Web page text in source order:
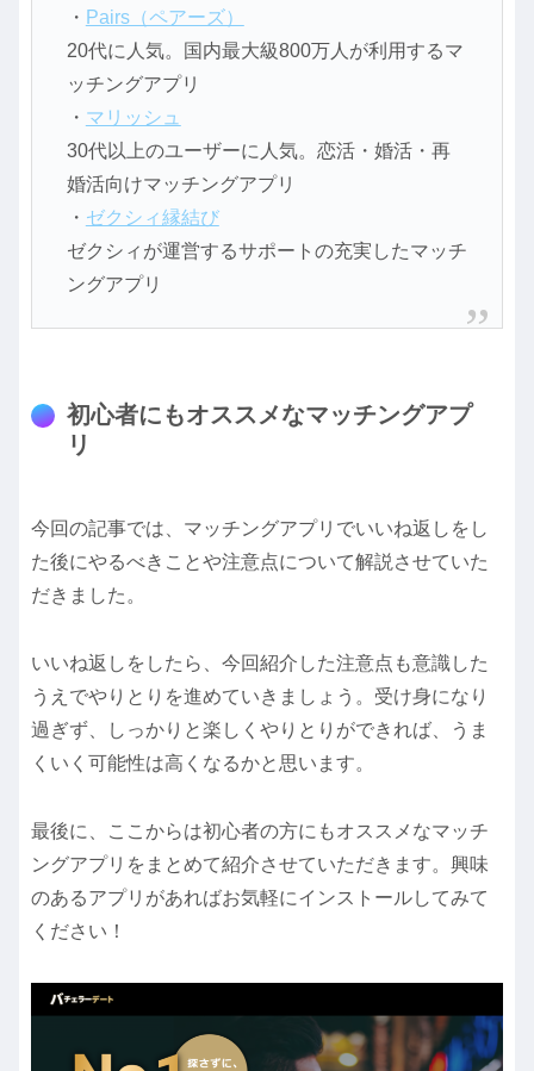
・ Pairs（ペアーズ）
20代に人気。国内最大級800万人が利用するマ
ッチングアプリ
・ マリッシュ
30代以上のユーザーに人気。恋活・婚活・再
婚活向けマッチングアプリ
・ ゼクシィ縁結び
ゼクシィが運営するサポートの充実したマッチ
ングアプリ
初心者にもオススメなマッチングアプ
リ
今回の記事では、マッチングアプリでいいね返しをし
た後にやるべきことや注意点について解説させていた
だきました。
いいね返しをしたら、今回紹介した注意点も意識した
うえでやりとりを進めていきましょう。受け身になり
過ぎず、しっかりと楽しくやりとりができれば、うま
くいく可能性は高くなるかと思います。
最後に、ここからは初心者の方にもオススメなマッチ
ングアプリをまとめて紹介させていただきます。興味
のあるアプリがあればお気軽にインストールしてみて
ください！